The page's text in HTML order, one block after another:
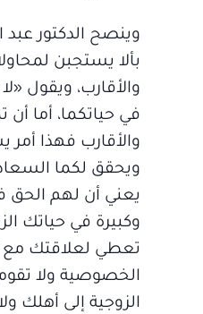
وينصح الدكتور
بألا يستجبن
والأقارب، ويقول
في حياتكما، أما أن
والأقارب فهذا أمر
ويحقق لكما
يعني أن لهم
وكبيرة في حياتك
تعطي لعلاقتك
الخصوصية ولا
الزوجية إلى أهلك